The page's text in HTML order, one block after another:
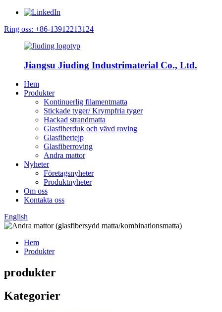
Ring oss: +86-13912213124
Jiangsu Jiuding Industrimaterial Co., Ltd.
Hem
Produkter
Kontinuerlig filamentmatta
Stickade tyger/ Krympfria tyger
Hackad strandmatta
Glasfiberduk och vävd roving
Glasfibertejp
Glasfiberroving
Andra mattor
Nyheter
Företagsnyheter
Produktnyheter
Om oss
Kontakta oss
English
Hem
Produkter
produkter
Kategorier